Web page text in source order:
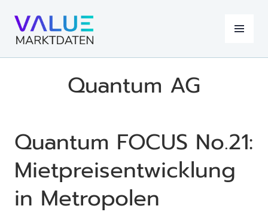
zum
Inhalt
MENÜ
Quantum AG
Quantum FOCUS No.21:
Mietpreisentwicklung
in Metropolen